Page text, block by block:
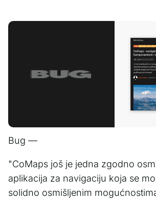
Bug —
"CoMaps još je jedna zgodno
aplikacija za navigaciju koja se
solidno osmišljenim